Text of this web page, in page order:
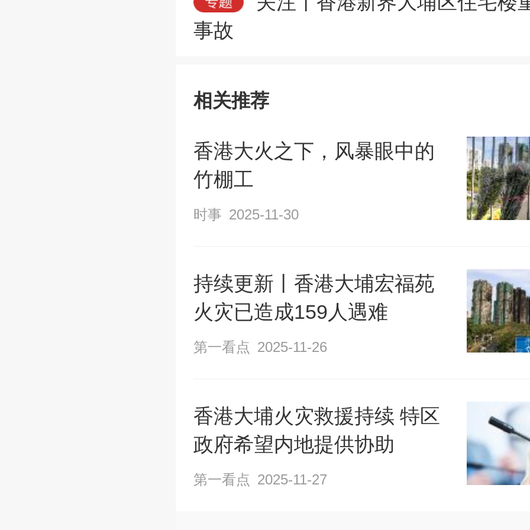
事故
相关推荐
香港大火之下，风暴眼中的
竹棚工
时事 2025-11-30
持续更新丨香港大埔宏福苑
火灾已造成159人遇难
第一看点 2025-11-26
香港大埔火灾救援持续 特区
政府希望内地提供协助
第一看点 2025-11-27